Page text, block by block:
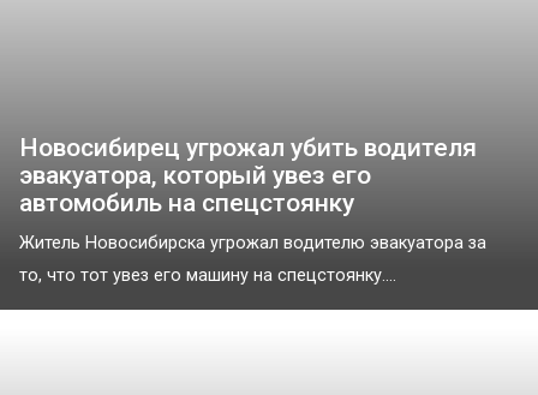
Новосибирец угрожал убить водителя
эвакуатора, который увез его
автомобиль на спецстоянку
Житель Новосибирска угрожал водителю эвакуатора за
то, что тот увез его машину на спецстоянку....